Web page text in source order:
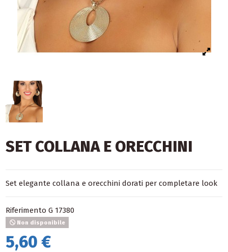
SET COLLANA E ORECCHINI
Set elegante collana e orecchini dorati per completare look
Riferimento G 17380
Non disponibile
5,60 €